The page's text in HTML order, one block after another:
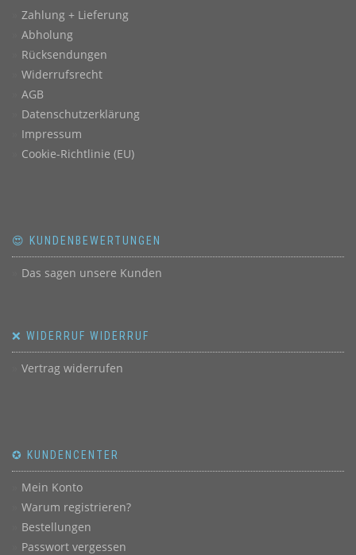
Zahlung + Lieferung
Abholung
Rücksendungen
Widerrufsrecht
AGB
Datenschutzerklärung
Impressum
Cookie-Richtlinie (EU)
😍 KUNDENBEWERTUNGEN
Das sagen unsere Kunden
❌ WIDERRUF WIDERRUF
Vertrag widerrufen
✪ KUNDENCENTER
Mein Konto
Warum registrieren?
Bestellungen
Passwort vergessen